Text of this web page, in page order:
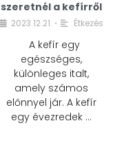
szeretnél a kefírről
2023.12.21. • Étkezés
A kefír egy
egészséges,
különleges italt,
amely számos
előnnyel jár. A kefír
egy évezredek …